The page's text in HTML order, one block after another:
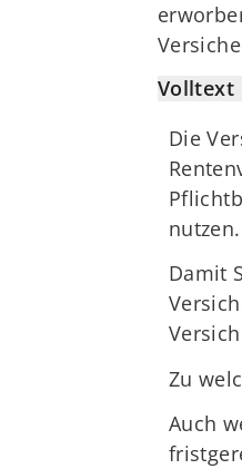
Volltext
Die
nutzen.
Damit
Zu
Auch